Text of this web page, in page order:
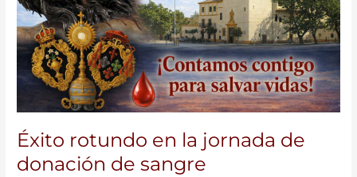
Éxito rotundo en la jornada de
donación de sangre
donación
de
sangre